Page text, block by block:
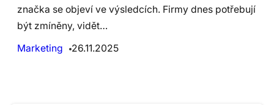
značka se objeví ve výsledcích. Firmy dnes potřebují
být zmíněny, vidět…
Marketing
26.11.2025